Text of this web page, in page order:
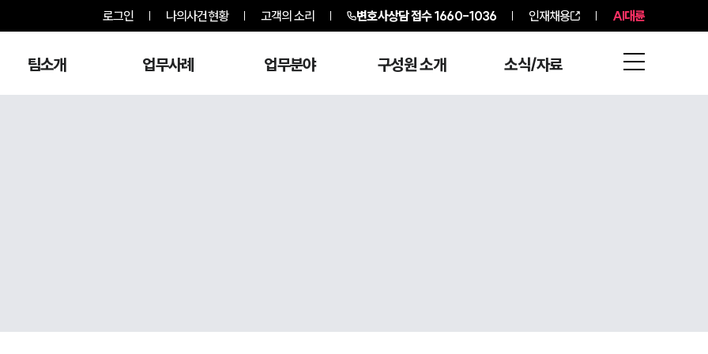
로그인 나의사건현황 고객의 소리 변호사상담 접수1660-1036 인재채용 AI대륜
팀소개 업무사례 업무분야 구성원 소개 소식/자료